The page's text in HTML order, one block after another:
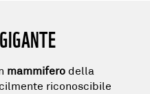
mammifero della
riconoscibile